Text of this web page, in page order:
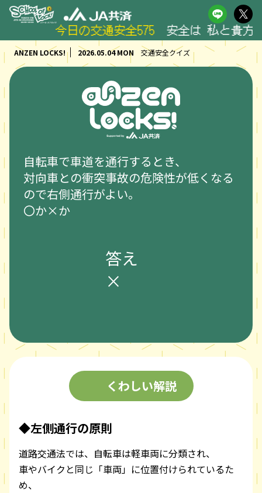
今日の交通安全575 安全は 私と貴方
ANZEN LOCKS! 2026.05.04 MON 交通安全クイズ
自転車で車道を通行するとき、
対向車との衝突事故の危険性が低くなる
ので右側通行がよい。
〇か×か
答え
×
くわしい解説
◆左側通行の原則
道路交通法では、自転車は軽車両に分類され、
車やバイクと同じ「車両」に位置付けられているた
め、